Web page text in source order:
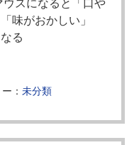
ウスになると「口や
味がおかしい」
る
： 未分類